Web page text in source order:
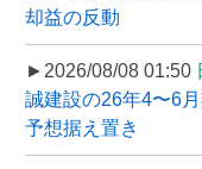
却益の反動
►2026/08/08 01:50
誠建設の26年4〜6
予想据え置き